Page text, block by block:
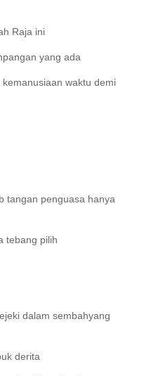
Raja ini
yang ada
waktu demi
tangan penguasa hanya
tebang pilih
dalam sembahyang
derita